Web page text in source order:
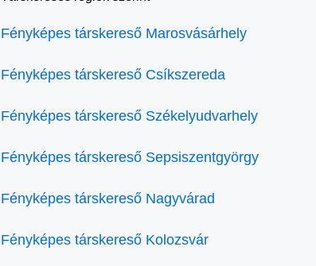
Fényképes társkereső Marosvásárhely
Fényképes társkereső Csíkszereda
Fényképes társkereső Székelyudvarhely
Fényképes társkereső Sepsiszentgyörgy
Fényképes társkereső Nagyvárad
Fényképes társkereső Kolozsvár